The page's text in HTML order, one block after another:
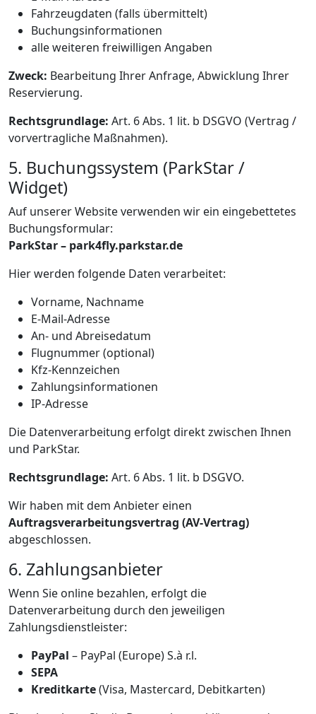
Fahrzeugdaten (falls übermittelt)
Buchungsinformationen
alle weiteren freiwilligen Angaben
Zweck: Bearbeitung Ihrer Anfrage, Abwicklung Ihrer
Reservierung.
Rechtsgrundlage: Art. 6 Abs. 1 lit. b DSGVO (Vertrag /
vorvertragliche Maßnahmen).
5. Buchungssystem (ParkStar /
Widget)
Auf unserer Website verwenden wir ein eingebettetes
Buchungsformular:
ParkStar – park4fly.parkstar.de
Hier werden folgende Daten verarbeitet:
Vorname, Nachname
E-Mail-Adresse
An- und Abreisedatum
Flugnummer (optional)
Kfz-Kennzeichen
Zahlungsinformationen
IP-Adresse
Die Datenverarbeitung erfolgt direkt zwischen Ihnen
und ParkStar.
Rechtsgrundlage: Art. 6 Abs. 1 lit. b DSGVO.
Wir haben mit dem Anbieter einen
Auftragsverarbeitungsvertrag (AV-Vertrag)
abgeschlossen.
6. Zahlungsanbieter
Wenn Sie online bezahlen, erfolgt die
Datenverarbeitung durch den jeweiligen
Zahlungsdienstleister:
PayPal – PayPal (Europe) S.à r.l.
SEPA
Kreditkarte(Visa, Mastercard, Debitkarten)